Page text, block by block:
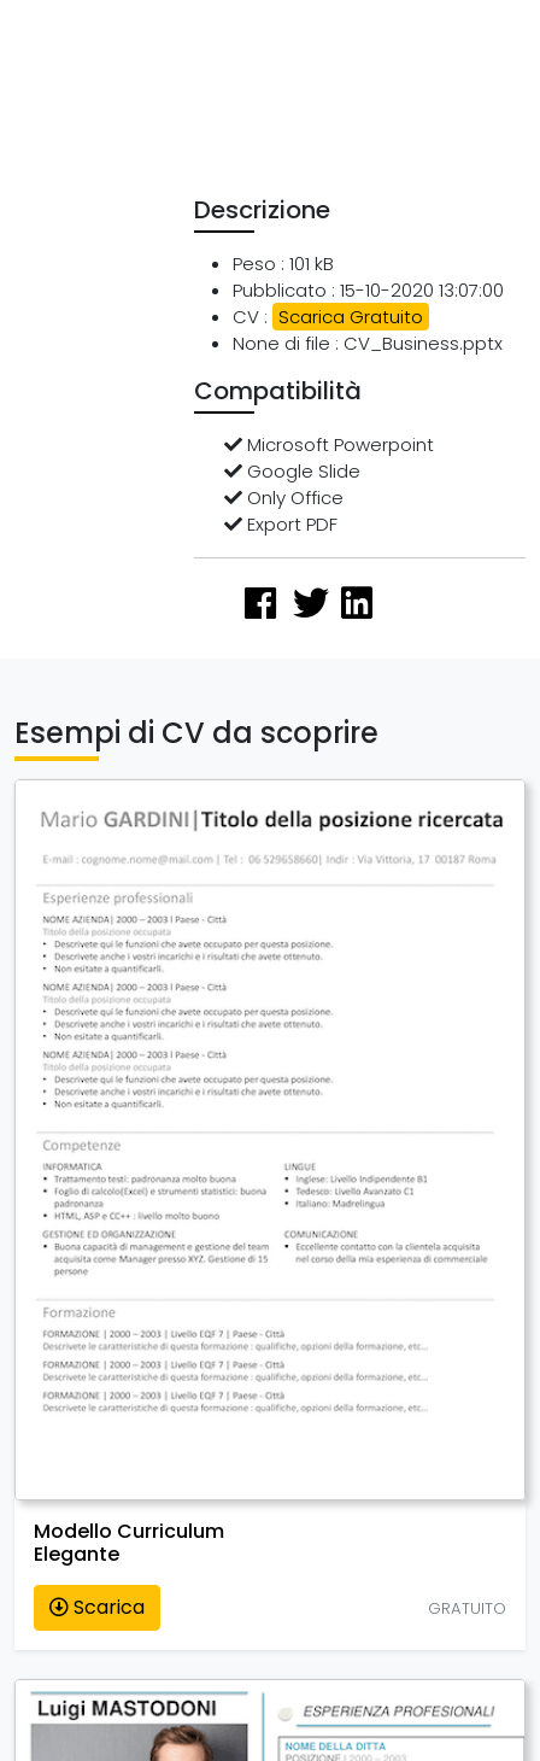
Descrizione
Peso : 101 kB
Pubblicato : 15-10-2020 13:07:00
CV : Scarica Gratuito
None di file : CV_Business.pptx
Compatibilità
Microsoft Powerpoint
Google Slide
Only Office
Export PDF
Esempi di CV da scoprire
Modello Curriculum
Elegante
Scarica
GRATUITO